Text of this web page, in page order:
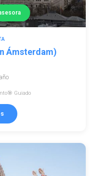
Ámsterdam)
🎯 Guiado